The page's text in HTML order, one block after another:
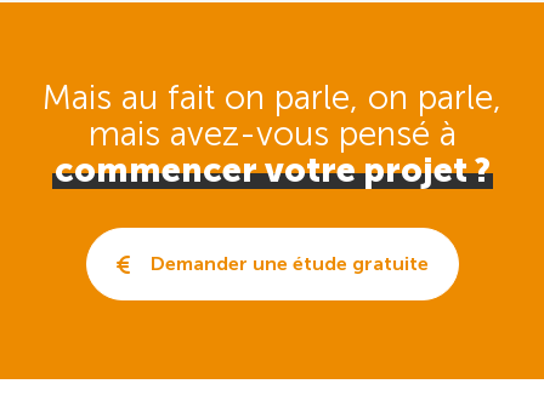
Mais au fait on parle, on parle,
mais avez-vous pensé à
commencer votre projet ?
Demander une étude gratuite